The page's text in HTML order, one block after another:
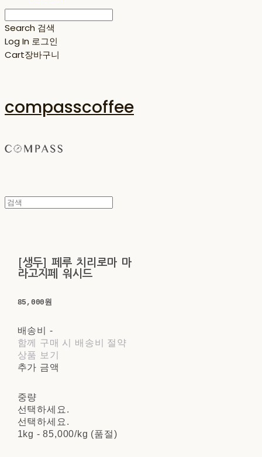
Search 검색
Log In 로그인
Cart장바구니
compasscoffee
[생두] 페루 치리로마 마
라고지페 워시드
85,000원
배송비 -
함께 구매 시 배송비 절약
상품 보기
추가 금액
중량
선택하세요.
선택하세요.
1kg - 85,000/kg (품절)